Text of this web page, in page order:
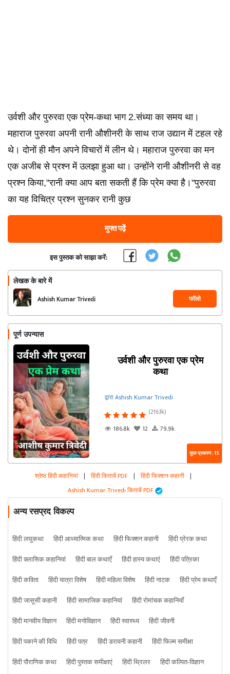
उर्वशी और पुरुरवा एक प्रेम-कथा भाग 2.संध्या का समय था।
महाराज पुरुरवा अपनी रानी औशीनरी के साथ राज उद्यान में टहल रहे
थे। दोनों ही मौन अपने विचारों में लीन थे। महाराज पुरुरवा का मन
एक अजीब से प्रश्न में उलझा हुआ था। उन्होंने रानी औशीनरी से वह
प्रश्न किया,"रानी क्या आप बता सकती हैं कि प्रेम क्या है।"पुरुरवा
का यह विचित्र प्रश्न सुनकर रानी कुछ
मुफ्त पढ़ें
इस पुस्तक को साझा करें:
लेखक के बारे में
Ashish Kumar Trivedi फॉलो
पूर्ण उपन्यास
उर्वशी और पुरुरवा एक प्रेम
कथा
द्वारा Ashish Kumar Trivedi
(216.1k)
186.8k
12 79.9k
कुल प्रकरण : 15
श्रेष्ठ हिंदी कहानियां | हिंदी किताबें PDF | हिंदी फिक्शन कहानी |
Ashish Kumar Trivedi किताबें PDF
अन्य रसप्रद विकल्प
हिंदी लघुकथा हिंदी आध्यात्मिक कथा हिंदी फिक्शन कहानी
हिंदी प्रेरक कथा
हिंदी क्लासिक कहानियां
हिंदी बाल कथाएँ हिंदी हास्य कथाएं
हिंदी पत्रिका
हिंदी कविता
हिंदी यात्रा विशेष हिंदी महिला विशेष हिंदी नाटक
हिंदी प्रेम कथाएँ
हिंदी जासूसी कहानी
हिंदी सामाजिक कहानियां
हिंदी रोमांचक कहानियाँ
हिंदी मानवीय विज्ञान
हिंदी मनोविज्ञान हिंदी स्वास्थ्य
हिंदी जीवनी
हिंदी पकाने की विधि
हिंदी पत्र हिंदी डरावनी कहानी
हिंदी फिल्म समीक्षा
हिंदी पौराणिक कथा
हिंदी पुस्तक समीक्षाएं हिंदी थ्रिलर हिंदी कल्पित-विज्ञान